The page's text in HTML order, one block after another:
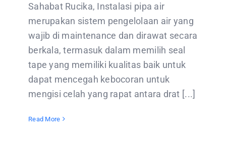
Sahabat Rucika, Instalasi pipa air
merupakan sistem pengelolaan air yang
wajib di maintenance dan dirawat secara
berkala, termasuk dalam memilih seal
tape yang memiliki kualitas baik untuk
dapat mencegah kebocoran untuk
mengisi celah yang rapat antara drat [...]
Read More